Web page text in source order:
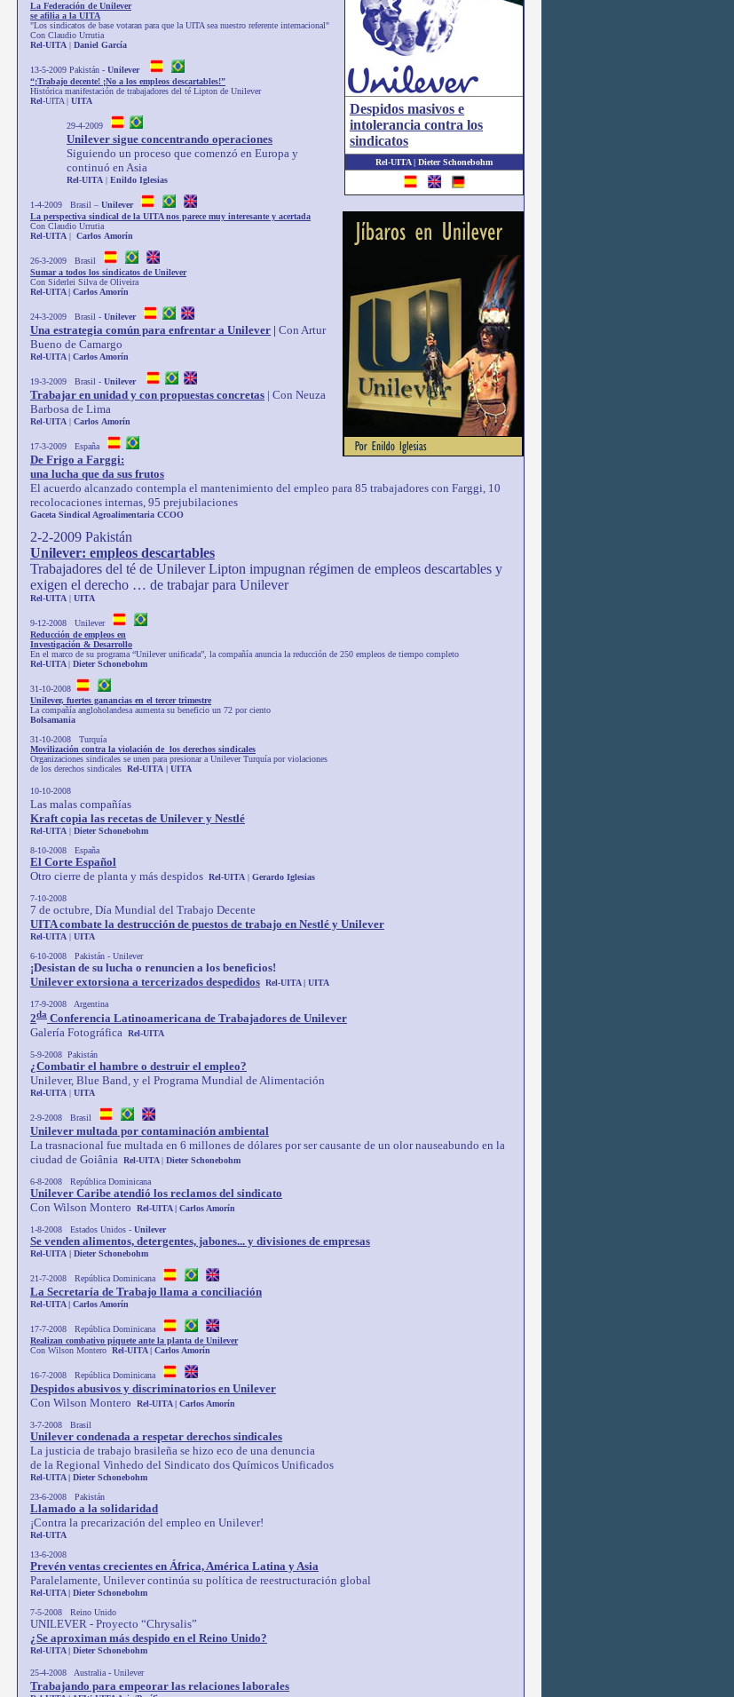
Despidos masivos e
intolerancia contra los
sindicatos
Rel-UITA | Dieter Schonebohm
La Federación de Unilever
se afilia a la UITA
"Los sindicatos de base votaran para que la UITA sea nuestro referente internacional"
Con Claudio Urrutia
Rel-UITA | Daniel García
13-5-2009 Pakistán - Unilever
“¡Trabajo decente! ¡No a los empleos descartables!”
Histórica manifestación de trabajadores del té Lipton de Unilever
Rel-UITA | UITA
29-4-2009
Unilever sigue concentrando operaciones
Siguiendo un proceso que comenzó en Europa y
continuó en Asia
Rel-UITA | Enildo Iglesias
1-4-2009 Brasil – Unilever
La perspectiva sindical de la UITA nos parece muy interesante y acertada
Con Claudio Urrutia
Rel-UITA | Carlos Amorín
26-3-2009 Brasil
Sumar a todos los sindicatos de Unilever
Con Siderlei Silva de Oliveira
Rel-UITA | Carlos Amorín
24-3-2009 Brasil - Unilever
Una estrategia común para enfrentar a Unilever | Con Artur
Bueno de Camargo
Rel-UITA| Carlos Amorín
19-3-2009 Brasil - Unilever
Trabajar en unidad y con propuestas concretas | Con Neuza
Barbosa de Lima
Rel-UITA | Carlos Amorín
17-3-2009 España
De Frigo a Farggi:
una lucha que da sus frutos
El acuerdo alcanzado contempla el mantenimiento del empleo para 85 trabajadores con Farggi, 10
recolocaciones internas, 95 prejubilaciones
Gaceta Sindical Agroalimentaria CCOO
2-2-2009 Pakistán
Unilever: empleos descartables
Trabajadores del té de Unilever Lipton impugnan régimen de empleos descartables y
exigen el derecho … de trabajar para Unilever
Rel-UITA | UITA
9-12-2008 Unilever
Reducción de empleos en
Investigación & Desarrollo
En el marco de su programa “Unilever unificada”, la compañía anuncia la reducción de 250 empleos de tiempo completo
Rel-UITA| Dieter Schonebohm
31-10-2008
Unilever, fuertes ganancias en el tercer trimestre
La compañía angloholandesa aumenta su beneficio un 72 por ciento
Bolsamania
31-10-2008 Turquía
Movilización contra la violación de los derechos sindicales
Organizaciones sindicales se unen para presionar a Unilever Turquía por violaciones
de los derechos sindicales Rel-UITA | UITA
10-10-2008
Las malas compañías
Kraft copia las recetas de Unilever y Nestlé
Rel-UITA | Dieter Schonebohm
8-10-2008 España
El Corte Español
Otro cierre de planta y más despidos Rel-UITA | Gerardo Iglesias
7-10-2008
7 de octubre, Día Mundial del Trabajo Decente
UITA combate la destrucción de puestos de trabajo en Nestlé y Unilever
Rel-UITA | UITA
6-10-2008 Pakistán - Unilever
¡Desistan de su lucha o renuncien a los beneficios!
Unilever extorsiona a tercerizados despedidos Rel-UITA | UITA
17-9-2008 Argentina
2da Conferencia Latinoamericana de Trabajadores de Unilever
Galería Fotográfica Rel-UITA
5-9-2008 Pakistán
¿Combatir el hambre o destruir el empleo?
Unilever, Blue Band, y el Programa Mundial de Alimentación
Rel-UITA | UITA
2-9-2008 Brasil
Unilever multada por contaminación ambiental
La trasnacional fue multada en 6 millones de dólares por ser causante de un olor nauseabundo en la
ciudad de Goiânia Rel-UITA| Dieter Schonebohm
6-8-2008 República Dominicana
Unilever Caribe atendió los reclamos del sindicato
Con Wilson Montero
Rel-UITA | Carlos Amorín
1-8-2008 Estados Unidos - Unilever
Se venden alimentos, detergentes, jabones... y divisiones de empresas
Rel-UITA | Dieter Schonebohm
21-7-2008 República Dominicana
La Secretaría de Trabajo llama a conciliación
Rel-UITA | Carlos Amorín
17-7-2008 República Dominicana
Realizan combativo piquete ante la planta de Unilever
Con Wilson Montero Rel-UITA | Carlos Amorín
16-7-2008 República Dominicana
Despidos abusivos y discriminatorios en Unilever
Con Wilson Montero
Rel-UITA | Carlos Amorín
3-7-2008 Brasil
Unilever condenada a respetar derechos sindicales
La justicia de trabajo brasileña se hizo eco de una denuncia
de la Regional Vinhedo del Sindicato dos Químicos Unificados
Rel-UITA | Dieter Schonebohm
23-6-2008 Pakistán
Llamado a la solidaridad
¡Contra la precarización del empleo en Unilever!
Rel-UITA
13-6-2008
Prevén ventas crecientes en África, América Latina y Asia
Paralelamente, Unilever continúa su política de reestructuración global
Rel-UITA | Dieter Schonebohm
7-5-2008 Reino Unido
UNILEVER - Proyecto “Chrysalis”
¿Se aproximan más despido en el Reino Unido?
Rel-UITA | Dieter Schonebohm
25-4-2008 Australia - Unilever
Trabajando para empeorar las relaciones laborales